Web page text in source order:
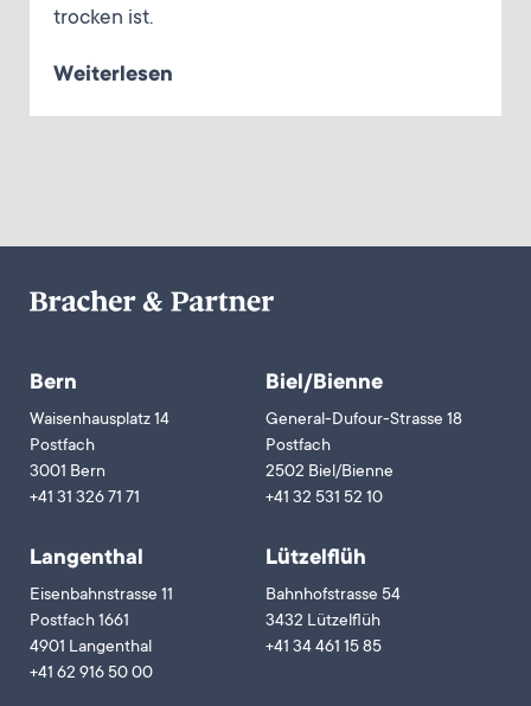
trocken ist.
Weiterlesen
Bern
Waisenhausplatz 14
Postfach
3001 Bern
+41 31 326 71 71
Biel/Bienne
General-Dufour-Strasse 18
Postfach
2502 Biel/Bienne
+41 32 531 52 10
Langenthal
Eisenbahnstrasse 11
Postfach 1661
4901 Langenthal
+41 62 916 50 00
Lützelflüh
Bahnhofstrasse 54
3432 Lützelflüh
+41 34 461 15 85